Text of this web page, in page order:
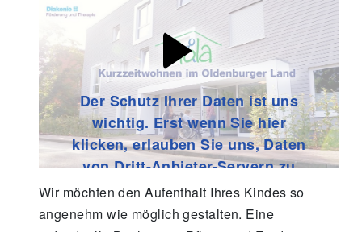
Der Schutz Ihrer Daten ist uns
wichtig. Erst wenn Sie hier
klicken, erlauben Sie uns, Daten
von Dritt-Anbieter-Servern zu
laden.
Wir möchten den Aufenthalt Ihres Kindes so
angenehm wie möglich gestalten. Eine